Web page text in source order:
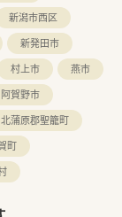
新潟市西区
新発田市
村上市
燕市
阿賀野市
北蒲原郡聖籠町
町